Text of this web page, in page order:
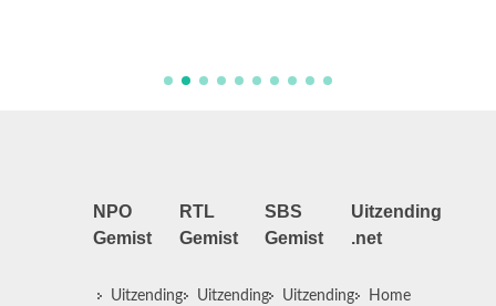
NPO
Gemist
Uitzending
RTL
Gemist
Uitzending
SBS
Gemist
Uitzending
Uitzending
.net
Home